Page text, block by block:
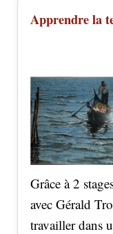
Apprendre la
Grâce à 2
avec Gérald
travailler dans